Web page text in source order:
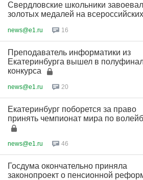
Свердловские школьники
золотых медалей на
news@e1.ru 16
Преподаватель информатики из
Екатеринбурга вышел в
конкурса
news@e1.ru 20
Екатеринбург поборется за право
принять чемпионат мира по
news@e1.ru 46
Госдума окончательно приняла
законопроект о пенсионной